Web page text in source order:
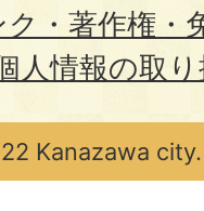
ク・著作権・
人情報の取
Kanazawa